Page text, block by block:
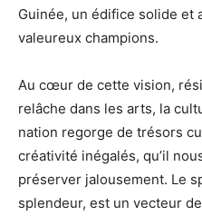
Guinée, un édifice solide et
valeureux champions.
Au cœur de cette vision,
relâche dans les arts, la
nation regorge de trésors
créativité inégalés, qu’il
préserver jalousement. Le
splendeur, est un vecteur